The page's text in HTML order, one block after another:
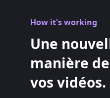
How it's working
Une
manière
vos vidéos.